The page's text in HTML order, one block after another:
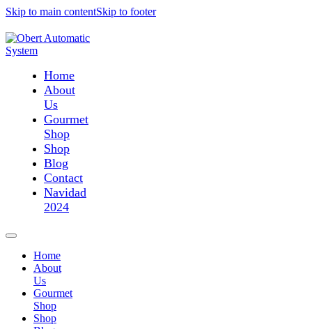
Skip to main contentSkip to footer
Home
About
Us
Gourmet
Shop
Shop
Blog
Contact
Navidad
2024
Home
About
Us
Gourmet
Shop
Shop